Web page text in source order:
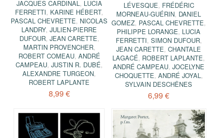
JACQUES CARDINAL, LUCIA
FERRETTI, KARINE HÉBERT,
PASCAL CHEVRETTE, NICOLAS
LANDRY,JULIEN-PIERRE
DUFOUR, JEAN CARETTE,
MARTIN PROVENCHER,
ROBERT COMEAU, ANDRÉ
CAMPEAU,JUSTIN R. DUBÉ,
ALEXANDRE TURGEON,
ROBERT LAPLANTE
8,99 €
LÉVESQUE, FRÉDÉRIC
MORNEAU-GUÉRIN, DANIEL
GOMEZ, PASCAL CHEVRETTE,
PHILIPPE LORANGE, LUCIA
FERRETTI, SIMON DUFOUR,
JEAN CARETTE,CHANTALE
LAGACÉ, ROBERT LAPLANTE,
ANDRÉ CAMPEAU,JOCELYNE
CHOQUETTE, ANDRÉ JOYAL,
SYLVAIN DESCHÊNES
6,99 €